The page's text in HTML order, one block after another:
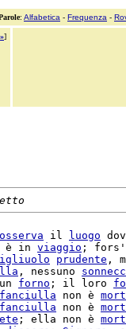
: Alfabetica - Frequenza -
»]
osserva il luogo
in viaggio ;
prudente ,
, nessuno
forno ; il loro
fanciulla non è
fanciulla non è
; ella non è